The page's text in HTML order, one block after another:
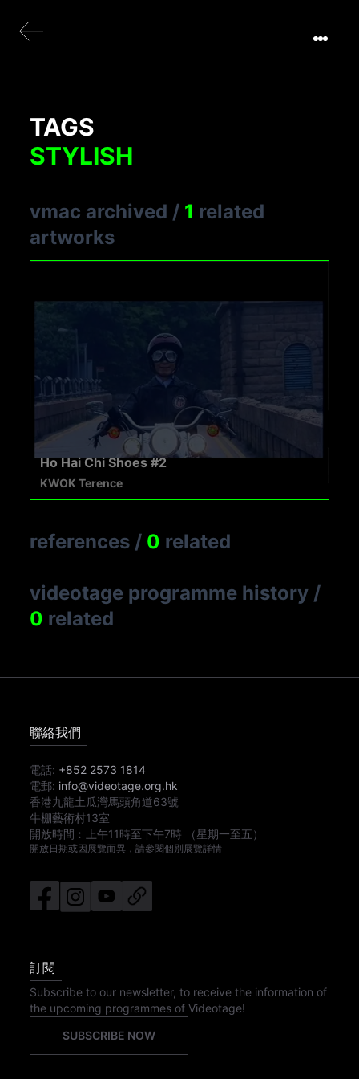
TAGS
STYLISH
vmac archived / 1 related
artworks
Ho Hai Chi Shoes #2
KWOK Terence
references / 0 related
videotage programme history /
0 related
聯絡我們
電話: +852 2573 1814
電郵: info@videotage.org.hk
香港九龍土瓜灣馬頭角道63號
牛棚藝術村13室
開放時間︰
上午11時至下午7時 （星期一至五）
開放日期或因展覽而異，請參閱個別展覽詳情
訂閱
Subscribe to our newsletter, to receive the information of
the upcoming programmes of Videotage!
SUBSCRIBE NOW